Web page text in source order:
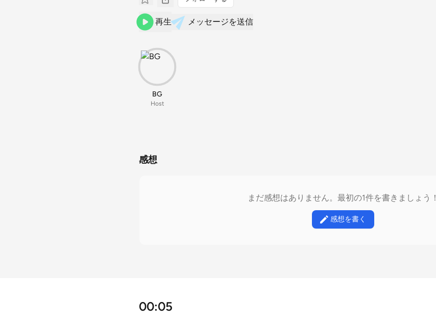
再生 メッセージを送信
BG
Host
感想
まだ感想はありません。最初の1件を書きましょう！
感想を書く
00:05